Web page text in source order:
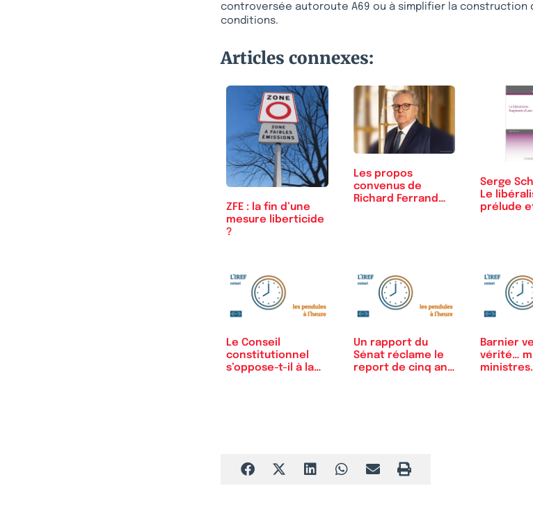
controversée autoroute A69 ou à simplifier la construction
conditions.
Articles connexes:
ZFE : la fin d’une
mesure liberticide
?
Les propos
convenus de
Richard Ferrand
Serge
Le
prélude
Le Conseil
constitutionnel
s’oppose-t-il à la
Un rapport du
Sénat réclame le
report de cinq ans
Barnier
vérité…